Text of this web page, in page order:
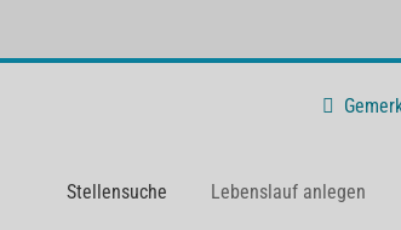
Stellensuche Lebenslauf anlegen